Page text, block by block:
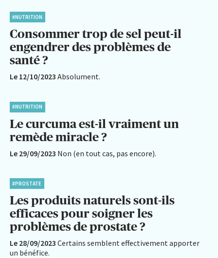
#NUTRITION
Consommer trop de sel peut-il
engendrer des problèmes de
santé ?
Le 12/10/2023 Absolument.
#NUTRITION
Le curcuma est-il vraiment un
remède miracle ?
Le 29/09/2023 Non (en tout cas, pas encore).
#PROSTATE
Les produits naturels sont-ils
efficaces pour soigner les
problèmes de prostate ?
Le 28/09/2023 Certains semblent effectivement apporter
un bénéfice.